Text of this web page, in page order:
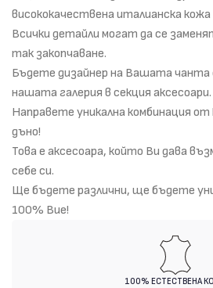
висококачествена италианска
Всички детайли могат да се
так закопчаване.
Бъдете дизайнер на Вашата чанта
нашата галерия в секция аксесоари.
Направете уникална комбинация от
дъно!
Това е аксесоара, който Ви дава
себе си.
Ще бъдете различни, ще бъдете
100% Вие!
100% ЕСТЕСТВЕНА